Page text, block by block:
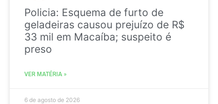
Policia: Esquema de furto de
geladeiras causou prejuízo de R$
33 mil em Macaíba; suspeito é
preso
VER MATÉRIA »
6 de agosto de 2026